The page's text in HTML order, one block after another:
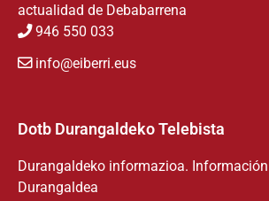
actualidad de Debabarrena
946 550 033
info@eiberri.eus
Dotb Durangaldeko Telebista
Durangaldeko informazioa.
Durangaldea